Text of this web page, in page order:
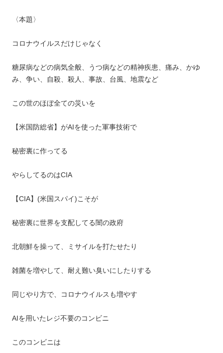
〈本題〉
コロナウイルスだけじゃなく
糖尿病などの病気全般、うつ病などの精神疾患、痛み、かゆ
み、争い、自殺、殺人、事故、台風、地震など
この世のほぼ全ての災いを
【米国防総省】がAIを使った軍事技術で
秘密裏に作ってる
やらしてるのはCIA
【CIA】(米国スパイ)こそが
秘密裏に世界を支配してる闇の政府
北朝鮮を操って、ミサイルを打たせたり
雑菌を増やして、耐え難い臭いにしたりする
同じやり方で、コロナウイルスも増やす
AIを用いたレジ不要のコンビニ
このコンビニは